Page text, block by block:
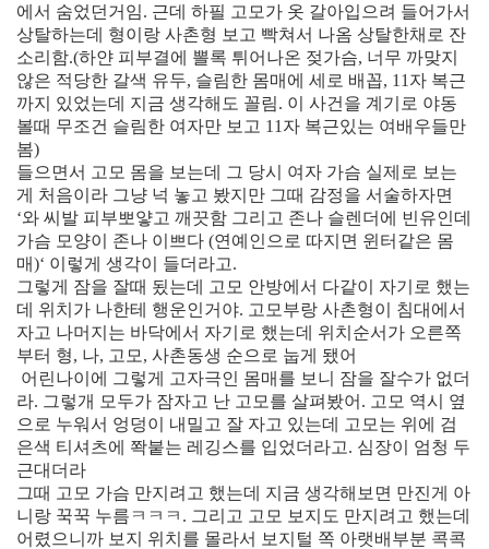
에서 숨었던거임. 근데 하필 고모가 옷 갈아입으려 들어가서
상탈하는데 형이랑 사촌형 보고 빡쳐서 나옴 상탈한채로 잔
소리함.(하얀 피부결에 뽈록 튀어나온 젖가슴, 너무 까맞지
않은 적당한 갈색 유두, 슬림한 몸매에 세로 배꼽, 11자 복근
까지 있었는데 지금 생각해도 꼴림. 이 사건을 계기로 야동
볼때 무조건 슬림한 여자만 보고 11자 복근있는 여배우들만
봄)
들으면서 고모 몸을 보는데 그 당시 여자 가슴 실제로 보는
게 처음이라 그냥 넉 놓고 봤지만 그때 감정을 서술하자면
‘와 씨발 피부뽀얗고 깨끗함 그리고 존나 슬렌더에 빈유인데
가슴 모양이 존나 이쁘다 (연예인으로 따지면 윈터같은 몸
매)‘ 이렇게 생각이 들더라고.
그렇게 잠을 잘때 됬는데 고모 안방에서 다같이 자기로 했는
데 위치가 나한테 행운인거야. 고모부랑 사촌형이 침대에서
자고 나머지는 바닥에서 자기로 했는데 위치순서가 오른쪽
부터 형, 나, 고모, 사촌동생 순으로 눕게 됐어
어린나이에 그렇게 고자극인 몸매를 보니 잠을 잘수가 없더
라. 그렇개 모두가 잠자고 난 고모를 살펴봤어. 고모 역시 옆
으로 누워서 엉덩이 내밀고 잘 자고 있는데 고모는 위에 검
은색 티셔츠에 쫙붙는 레깅스를 입었더라고. 심장이 엄청 두
근대더라
그때 고모 가슴 만지려고 했는데 지금 생각해보면 만진게 아
니랑 꾹꾹 누름ㅋㅋㅋ. 그리고 고모 보지도 만지려고 했는데
어렸으니까 보지 위치를 몰라서 보지털 쪽 아랫배부분 콕콕